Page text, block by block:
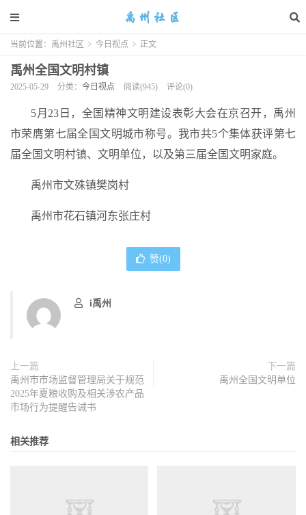
当前位置： 禹州社区 > 今日视点 > 正文
禹州全国文明村镇
2025-05-29 分类： 今日视点 阅读(945) 评论(0)
5月23日，全国精神文明建设表彰大会在京召开，禹州
市荣膺第七届全国文明城市称号。我市共5个集体获评第七
届全国文明村镇、文明单位，以及第三届全国文明家庭。
禹州市文殊镇樊岗村
禹州市花石镇河东张庄村
赞(0)
i禹州
上一篇
禹州市市场监督管理局关于规范
2025年夏粮收购及相关涉农产品
市场行为提醒告诫书
下一篇
禹州全国文明单位
相关推荐